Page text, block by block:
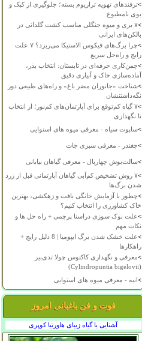
>ترفندهای تهویه تراریوم بسته؛ جلوگیری از کپک و
بوی نامطبوع
>
۷ بری و میوه جنگلی مناسب کشت گلدانی در
بالکن‌های ایرانی
>
چرا برگ‌های فیکوس الاستیکا می‌ریزد؟ ۷ علت
رایج و راه‌حل سریع
>چمن‌کاری حرفه‌ای در تابستان: انتخاب بذر،
آماده‌سازی خاک و آبیاری دقیق
>شناخت «جانوران مضر باغ» و راه‌های طبیعی دور
نگه‌داشتنشان
>
۷ گیاه کم‌توقع برای آپارتمان‌های کم‌نور؛ از انتخاب
تا نگهداری
>ساپوت سیاه - معرفی میوه های استوایی
>چغندر - معرفی سبزی جات
>سالت‌بوش چهاربال - معرفی گیاهان بیابانی
>
۷ روش تشخیص کم‌آبی گیاهان آپارتمانی قبل از زرد
شدن برگ‌ها
>چطور با آزمایش خانگی بافت و زهکشی، بهترین
خاک کشاورزی را انتخاب کنیم؟
>علت نوک سوزی دراسنا پرچمی + راه حل ها و
نکات مهم
>
علت خشک شدن برگ ایپومیا | 8 دلیل رایج +
راهکارها
>معرفی و نگهداری کاکتوس چولا تدی‌بیر
(Cylindropuntia bigelovii)
>انبه - معرفی میوه های استوایی
فوت و فن باغبانی امروز
آشنایی با گیاه زیبای هاورتیا کوپری